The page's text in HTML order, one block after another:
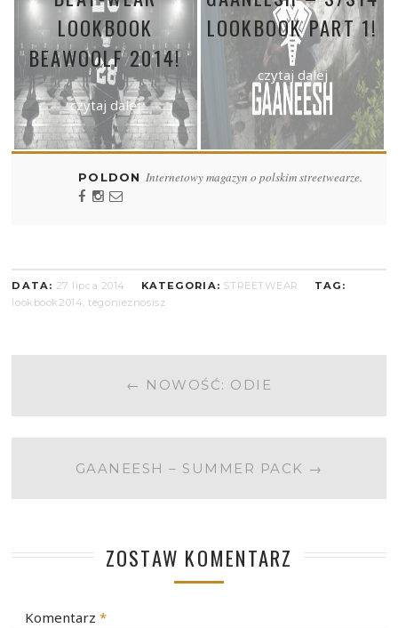
LOOKBOOK
BEAWOOLF 2014!
czytaj dalej
LOOKBOOK PART 1!
czytaj dalej
POLDON Internetowy magazyn o polskim streetwearze.
DATA: 27 lipca 2014 KATEGORIA: STREETWEAR
TAG:
lookbook2014,tegonieznosisz
NAVIGATION
← NOWOŚĆ: ODIE
GAANEESH – SUMMER PACK →
ZOSTAW KOMENTARZ
Komentarz*